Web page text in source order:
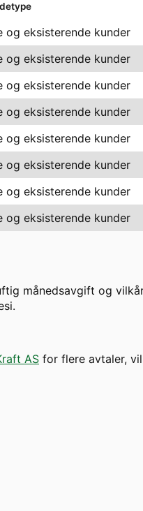
og eksisterende kunder
og eksisterende kunder
og eksisterende kunder
og eksisterende kunder
og eksisterende kunder
og eksisterende kunder
og eksisterende kunder
og eksisterende kunder
månedsavgift og
AS for flere avtaler,